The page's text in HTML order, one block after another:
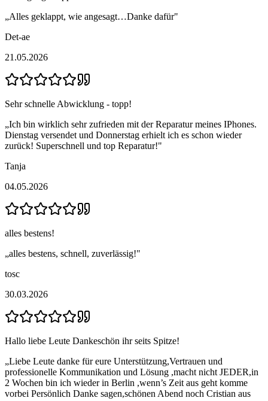
„Alles geklappt, wie angesagt…Danke dafür"
Det-ae
21.05.2026
Sehr schnelle Abwicklung - topp!
„Ich bin wirklich sehr zufrieden mit der Reparatur meines IPhones.
Dienstag versendet und Donnerstag erhielt ich es schon wieder
zurück! Superschnell und top Reparatur!"
Tanja
04.05.2026
alles bestens!
„alles bestens, schnell, zuverlässig!"
tosc
30.03.2026
Hallo liebe Leute Dankeschön ihr seits Spitze!
„Liebe Leute danke für eure Unterstützung,Vertrauen und
professionelle Kommunikation und Lösung ,macht nicht JEDER,in
2 Wochen bin ich wieder in Berlin ,wenn’s Zeit aus geht komme
vorbei Persönlich Danke sagen,schönen Abend noch Cristian aus